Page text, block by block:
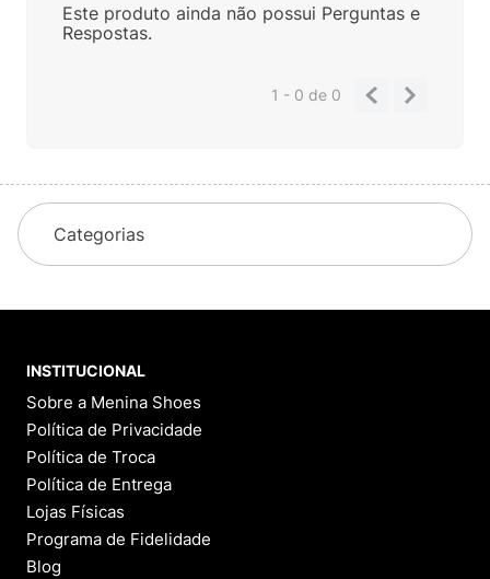
Este produto ainda não possui Perguntas e
Respostas.
1 - 0de 0
Categorias
INSTITUCIONAL
Sobre a Menina Shoes
Política de Privacidade
Política de Troca
Política de Entrega
Lojas Físicas
Programa de Fidelidade
Blog